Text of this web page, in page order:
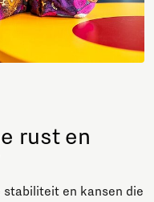
rust en
stabiliteit en kansen die